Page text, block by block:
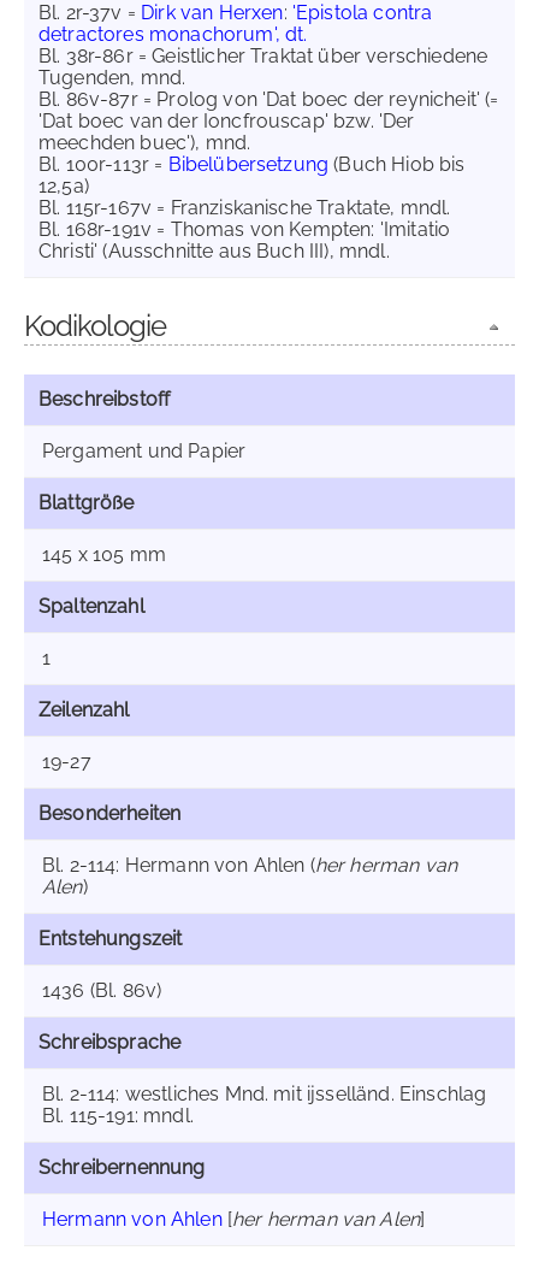
Bl. 2r-37v = Dirk van Herxen: 'Epistola contra
detractores monachorum', dt.
Bl. 38r-86r = Geistlicher Traktat über verschiedene
Tugenden, mnd.
Bl. 86v-87r = Prolog von 'Dat boec der reynicheit' (=
'Dat boec van der Ioncfrouscap' bzw. 'Der
meechden buec'), mnd.
Bl. 100r-113r = Bibelübersetzung (Buch Hiob bis
12,5a)
Bl. 115r-167v = Franziskanische Traktate, mndl.
Bl. 168r-191v = Thomas von Kempten: 'Imitatio
Christi' (Ausschnitte aus Buch III), mndl.
Kodikologie
Beschreibstoff
Pergament und Papier
Blattgröße
145 x 105 mm
Spaltenzahl
1
Zeilenzahl
19-27
Besonderheiten
Bl. 2-114: Hermann von Ahlen (her herman van
Alen)
Entstehungszeit
1436 (Bl. 86v)
Schreibsprache
Bl. 2-114: westliches Mnd. mit ijsselländ. Einschlag
Bl. 115-191: mndl.
Schreibernennung
Hermann von Ahlen[her herman van Alen]